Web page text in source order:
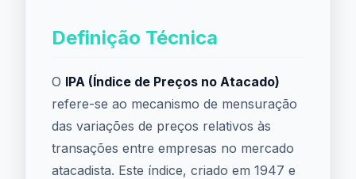
Definição Técnica
O IPA (Índice de Preços no Atacado)
refere-se ao mecanismo de mensuração
das variações de preços relativos às
transações entre empresas no mercado
atacadista. Este índice, criado em 1947 e